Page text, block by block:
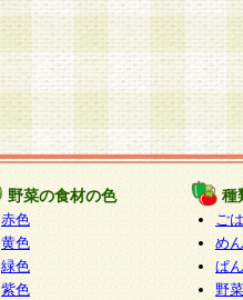
野菜の食材の色
赤色
黄色
緑色
紫色
種
ご
めん
ぱん
野